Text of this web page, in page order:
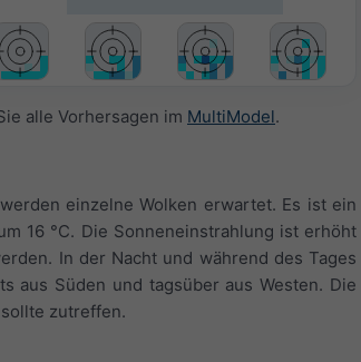
alle Vorhersagen im MultiModel.
einzelne Wolken erwartet. Es ist ein
16 °C. Die Sonneneinstrahlung ist erhöht
In der Nacht und während des Tages
aus Süden und tagsüber aus Westen. Die
zutreffen.